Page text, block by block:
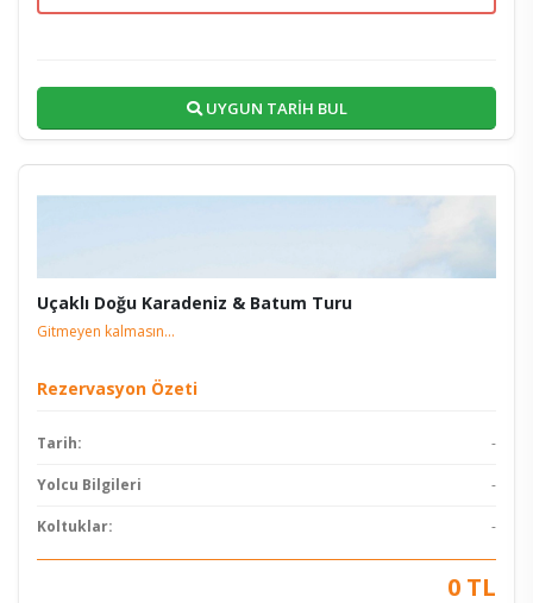
UYGUN TARİH BUL
Uçaklı Doğu Karadeniz & Batum Turu
Gitmeyen kalmasın...
Rezervasyon Özeti
Tarih: -
Yolcu Bilgileri -
Koltuklar: -
0 TL